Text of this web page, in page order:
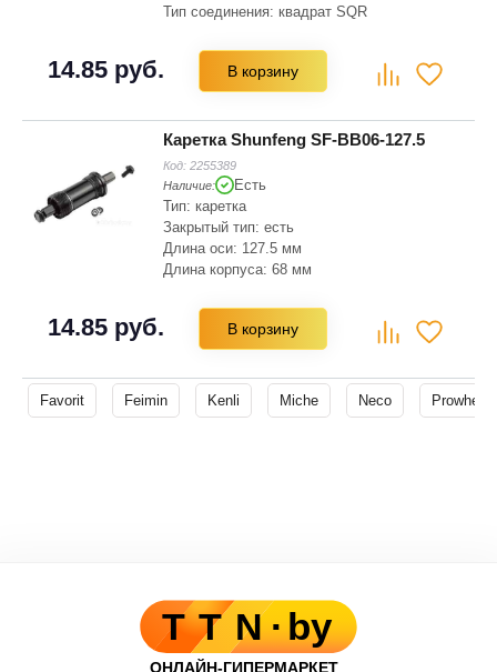
Тип соединения: квадрат SQR
Материал: сталь
Чашки: есть
14.85 руб. В корзину
Каретка Shunfeng SF-BB06-127.5
Код: 2255389
Наличие:
Есть
Тип: каретка
Закрытый тип: есть
Длина оси: 127.5 мм
Длина корпуса: 68 мм
Чашки: есть
Подшипники: промышленные
14.85 руб. В корзину
Favorit Feimin Kenli Miche Neco Prowheel